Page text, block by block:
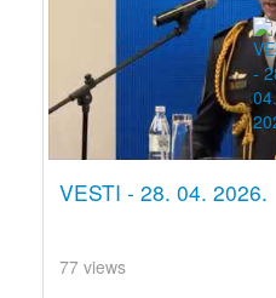
VESTI - 28. 04. 2026.
77 views